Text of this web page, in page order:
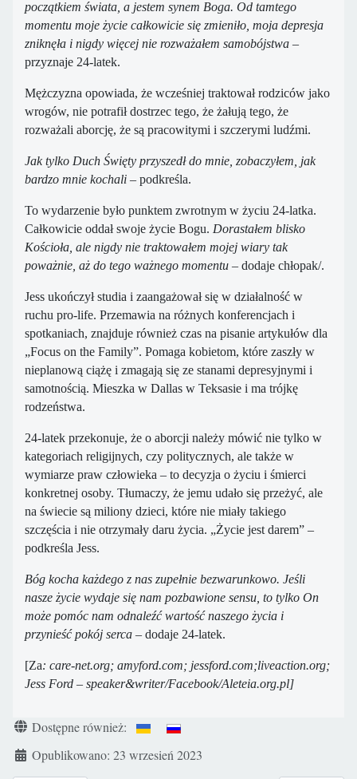
początkiem świata, a jestem synem Boga. Od tamtego
momentu moje życie całkowicie się zmieniło, moja depresja
zniknęła i nigdy więcej nie rozważałem samobójstwa –
przyznaje 24-latek.
Mężczyzna opowiada, że wcześniej traktował rodziców jako
wrogów, nie potrafił dostrzec tego, że żałują tego, że
rozważali aborcję, że są pracowitymi i szczerymi ludźmi.
Jak tylko Duch Święty przyszedł do mnie, zobaczyłem, jak
bardzo mnie kochali – podkreśla.
To wydarzenie było punktem zwrotnym w życiu 24-latka.
Całkowicie oddał swoje życie Bogu. Dorastałem blisko
Kościoła, ale nigdy nie traktowałem mojej wiary tak
poważnie, aż do tego ważnego momentu – dodaje chłopak/.
Jess ukończył studia i zaangażował się w działalność w
ruchu pro-life. Przemawia na różnych konferencjach i
spotkaniach, znajduje również czas na pisanie artykułów dla
„Focus on the Family”. Pomaga kobietom, które zaszły w
nieplanową ciążę i zmagają się ze stanami depresyjnymi i
samotnością. Mieszka w Dallas w Teksasie i ma trójkę
rodzeństwa.
24-latek przekonuje, że o aborcji należy mówić nie tylko w
kategoriach religijnych, czy politycznych, ale także w
wymiarze praw człowieka – to decyzja o życiu i śmierci
konkretnej osoby. Tłumaczy, że jemu udało się przeżyć, ale
na świecie są miliony dzieci, które nie miały takiego
szczęścia i nie otrzymały daru życia. „Życie jest darem” –
podkreśla Jess.
Bóg kocha każdego z nas zupełnie bezwarunkowo. Jeśli
nasze życie wydaje się nam pozbawione sensu, to tylko On
może pomóc nam odnaleźć wartość naszego życia i
przynieść pokój serca – dodaje 24-latek.
[Za: care-net.org; amyford.com; jessford.com;liveaction.org;
Jess Ford – speaker&writer/Facebook/Aleteia.org.pl]
Szczegóły
Dostępne również:
Opublikowano: 23 wrzesień 2023